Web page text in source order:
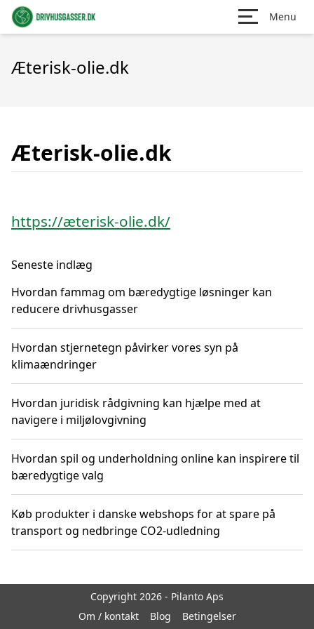
Menu
Æterisk-olie.dk
Æterisk-olie.dk
https://æterisk-olie.dk/
Seneste indlæg
Hvordan fammag om bæredygtige løsninger kan
reducere drivhusgasser
Hvordan stjernetegn påvirker vores syn på
klimaændringer
Hvordan juridisk rådgivning kan hjælpe med at
navigere i miljølovgivning
Hvordan spil og underholdning online kan inspirere til
bæredygtige valg
Køb produkter i danske webshops for at spare på
transport og nedbringe CO2-udledning
Copyright 2026 - Pilanto Aps
Om / kontakt
Blog Betingelser